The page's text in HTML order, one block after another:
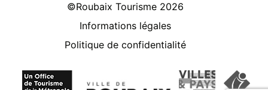
©Roubaix Tourisme 2026
Informations légales
Politique de confidentialité